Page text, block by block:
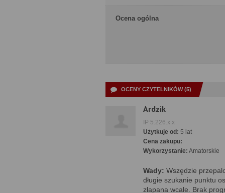
Ocena ogólna
OCENY CZYTELNIKÓW (5)
Ardzik
IP 5.226.x.x
Użytkuje od: 5 lat
Cena zakupu:
Wykorzystanie: Amatorskie
Wady: Wszędzie
długie szukanie punktu
złapana wcale. Brak